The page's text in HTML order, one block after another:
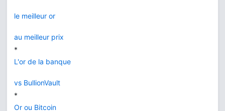
le meilleur or
au meilleur prix
*
L'or de la banque
vs BullionVault
*
Or ou Bitcoin